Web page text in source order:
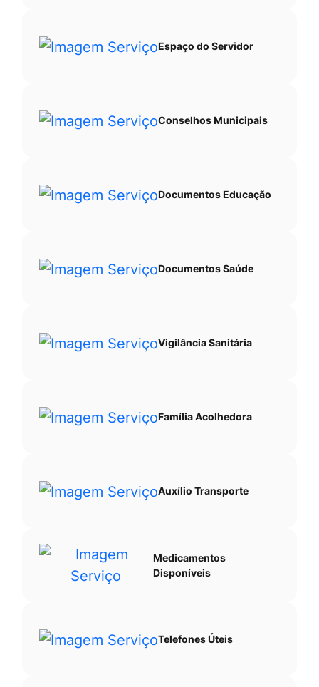
Espaço do Servidor
Conselhos Municipais
Documentos Educação
Documentos Saúde
Vigilância Sanitária
Família Acolhedora
Auxílio Transporte
Medicamentos
Disponíveis
Telefones Úteis